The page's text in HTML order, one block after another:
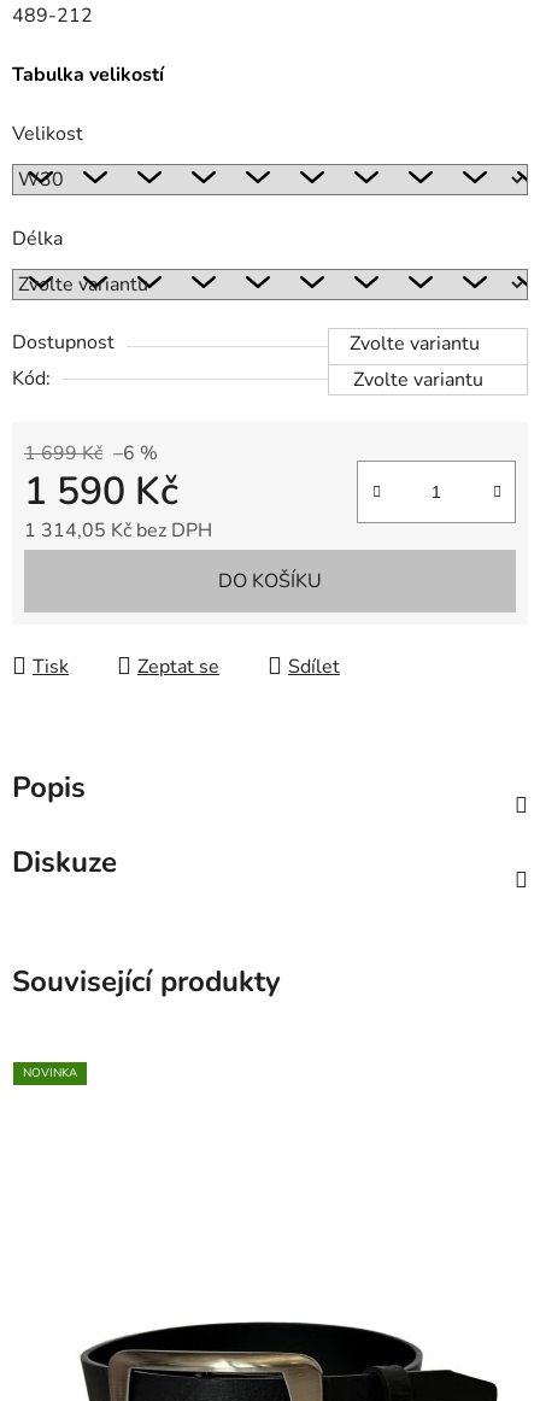
489-212
Tabulka velikostí
Velikost
Délka
Dostupnost
Zvolte variantu
Kód:
Zvolte variantu
1 699 Kč –6 %
1 590 Kč
1 314,05 Kč bez DPH
DO KOŠÍKU
Tisk Zeptat se Sdílet
Popis
Diskuze
Související produkty
NOVINKA